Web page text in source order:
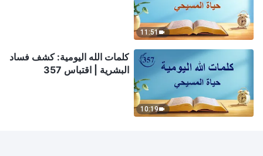
11:51
10:19
كلمات الله اليومية: كشف فساد
البشرية | اقتباس 357